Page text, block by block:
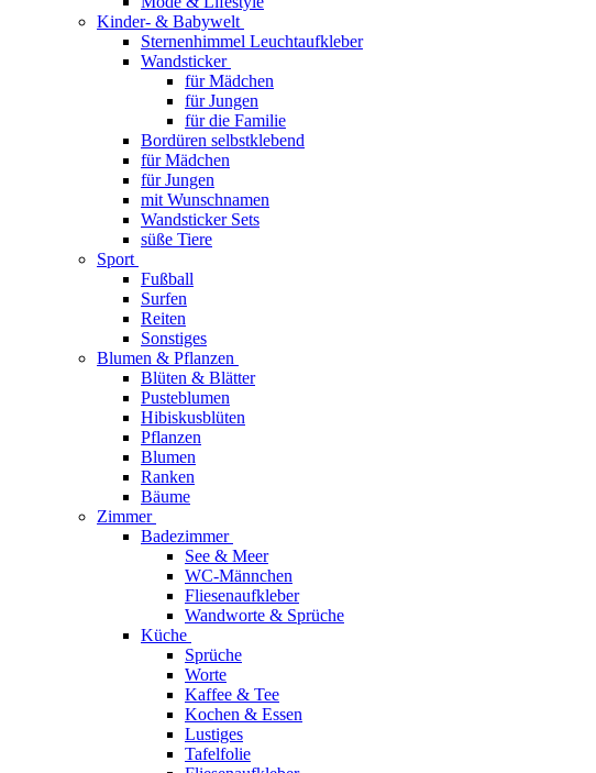
Kinder- & Babywelt
Sternenhimmel Leuchtaufkleber
Wandsticker
für Mädchen
für Jungen
für die Familie
Bordüren selbstklebend
für Mädchen
für Jungen
mit Wunschnamen
Wandsticker Sets
süße Tiere
Sport
Fußball
Surfen
Reiten
Sonstiges
Blumen & Pflanzen
Blüten & Blätter
Pusteblumen
Hibiskusblüten
Pflanzen
Blumen
Ranken
Bäume
Zimmer
Badezimmer
See & Meer
WC-Männchen
Fliesenaufkleber
Wandworte & Sprüche
Küche
Sprüche
Worte
Kaffee & Tee
Kochen & Essen
Lustiges
Tafelfolie